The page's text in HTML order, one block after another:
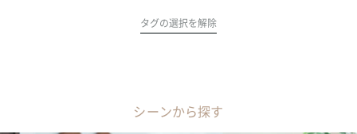
タグの選択を解除
シーンから探す